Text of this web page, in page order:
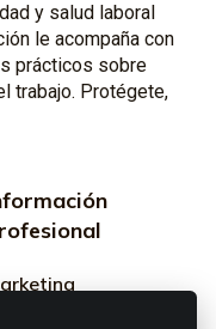
y salud laboral
le acompaña con
prácticos sobre
trabajo. Protégete,